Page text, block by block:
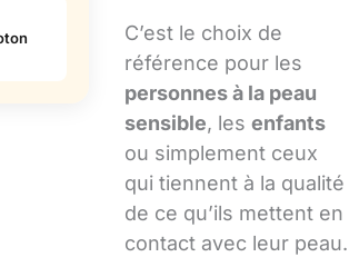
C’est le choix de
référence pour les
personnes à la peau
sensible, les enfants
ou simplement ceux
qui tiennent à la qualité
de ce qu’ils mettent en
contact avec leur peau.